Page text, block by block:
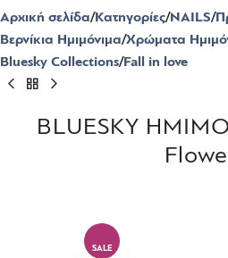
Αρχική σελίδα Κατηγορίες NAILS
Βερνίκια Ημιμόνιμα Χρώματα
Bluesky Collections Fall in love
BLUESKY
SALE